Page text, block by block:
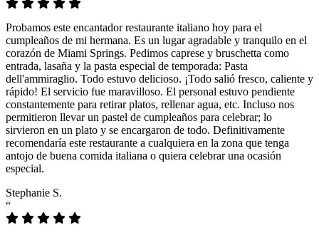
Probamos este encantador restaurante italiano hoy para el
cumpleaños de mi hermana. Es un lugar agradable y tranquilo en el
corazón de Miami Springs. Pedimos caprese y bruschetta como
entrada, lasaña y la pasta especial de temporada: Pasta
dell'ammiraglio. Todo estuvo delicioso. ¡Todo salió fresco, caliente y
rápido! El servicio fue maravilloso. El personal estuvo pendiente
constantemente para retirar platos, rellenar agua, etc. Incluso nos
permitieron llevar un pastel de cumpleaños para celebrar; lo
sirvieron en un plato y se encargaron de todo. Definitivamente
recomendaría este restaurante a cualquiera en la zona que tenga
antojo de buena comida italiana o quiera celebrar una ocasión
especial.
Stephanie S.
“